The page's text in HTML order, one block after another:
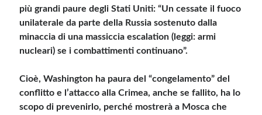
più grandi paure degli Stati Uniti: “Un cessate il fuoco
unilaterale da parte della Russia sostenuto dalla
minaccia di una massiccia escalation (leggi: armi
nucleari) se i combattimenti continuano”.
Cioè, Washington ha paura del “congelamento” del
conflitto e l’attacco alla Crimea, anche se fallito, ha lo
scopo di prevenirlo, perché mostrerà a Mosca che